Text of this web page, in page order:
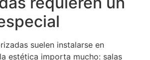
suelen instalarse en
estética importa mucho: salas